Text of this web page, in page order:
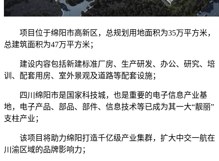
项目位于绵阳市高新区，总规划用地面积为35万平方米，
总建筑面积为47万平方米；
建设内容包括新建标准厂房、生产研发、办公、研究、培
训、配套用房、室外景观及道路等配套设施；
四川绵阳市是国家科技城，也是重要的电子信息产业基
地，电子产品、部品、部件、信息技术等已成为其一大“靓丽”
支柱产业；
该项目将助力绵阳打造千亿级产业集群，扩大中交一航在
川渝区域的品牌影响力；